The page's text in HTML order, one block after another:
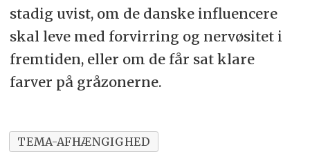
stadig uvist, om de danske influencere
skal leve med forvirring og nervøsitet i
fremtiden, eller om de får sat klare
farver på gråzonerne.
TEMA-AFHÆNGIGHED